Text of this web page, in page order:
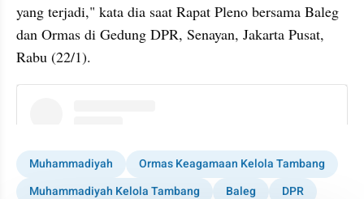
yang terjadi," kata dia saat Rapat Pleno bersama Baleg
dan Ormas di Gedung DPR, Senayan, Jakarta Pusat,
Rabu (22/1).
Muhammadiyah
Ormas Keagamaan Kelola Tambang
Muhammadiyah Kelola Tambang
Baleg DPR